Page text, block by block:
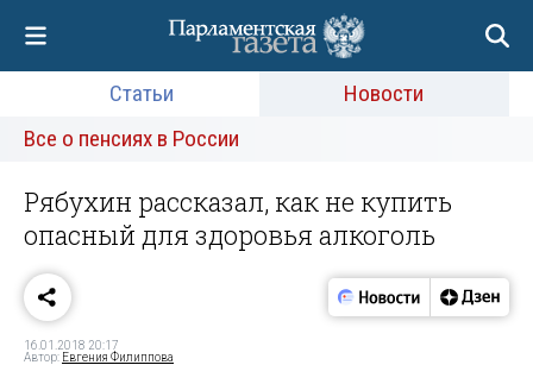
Статьи
Новости
Все о пенсиях в России
Рябухин рассказал, как не купить
опасный для здоровья алкоголь
16.01.2018 20:17
Автор: Евгения Филиппова